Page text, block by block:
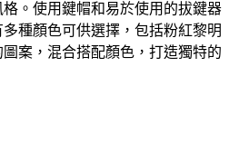
。使用鍵帽和易於使用的拔鍵器
種顏色可供選擇，包括粉紅黎明
案，混合搭配顏色，打造獨特的